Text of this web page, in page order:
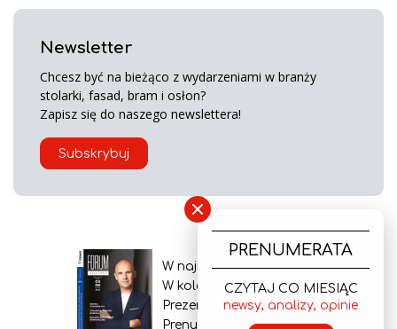
Newsletter
Chcesz być na bieżąco z wydarzeniami w branży
stolarki, fasad, bram i osłon?
Zapisz się do naszego newslettera!
Subskrybuj
W najnowszym wydaniu
W kolejnym numerze
Prezentacja gazety
Prenumerata
×
PRENUMERATA
CZYTAJ CO MIESIĄC
newsy, analizy, opinie